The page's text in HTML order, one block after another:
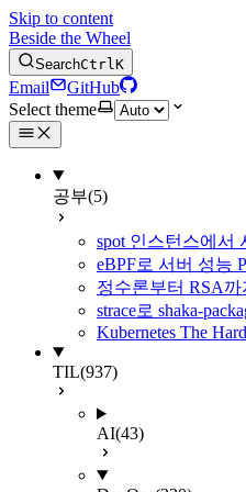
Skip to content
Beside the Wheel
SearchCtrlK
Email
GitHub
Select theme
공부(5)
spot 인스턴스에서
eBPF로 서버 성능
정수론부터 RSA까
strace로 shaka-
Kubernetes The
TIL(937)
AI(43)